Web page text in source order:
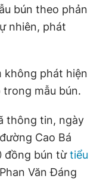
bún theo phản
nhiên, phát
không phát hiện
mẫu bún.
thông tin, ngày
Cao Bá
đồng bún từtiểu
Văn Đáng